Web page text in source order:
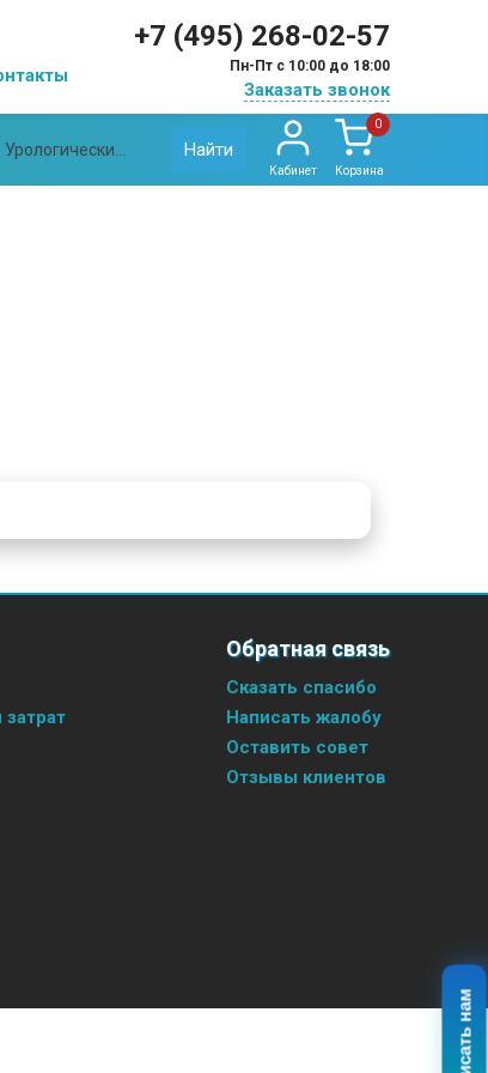
+7 (495) 268-02-57
Пн-Пт с 10:00 до 18:00
Заказать звонок
Найти
Кабинет
0
Корзина
Обратная связь
Сказать спасибо
Написать жалобу
Оставить совет
Отзывы клиентов